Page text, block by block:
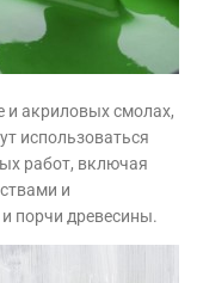
и акриловых смолах,
использоваться
работ, включая
и
порчи древесины.